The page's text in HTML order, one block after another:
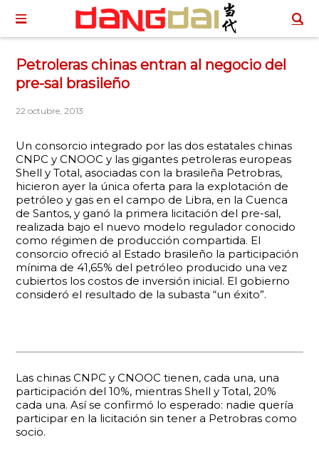
Petroleras chinas entran al negocio del
pre-sal brasileño
22 octubre, 2013
Un consorcio integrado por las dos estatales chinas
CNPC y CNOOC y las gigantes petroleras europeas
Shell y Total, asociadas con la brasileña Petrobras,
hicieron ayer la única oferta para la explotación de
petróleo y gas en el campo de Libra, en la Cuenca
de Santos, y ganó la primera licitación del pre-sal,
realizada bajo el nuevo modelo regulador conocido
como régimen de producción compartida. El
consorcio ofreció al Estado brasileño la participación
mínima de 41,65% del petróleo producido una vez
cubiertos los costos de inversión inicial. El gobierno
consideró el resultado de la subasta “un éxito”.
Las chinas CNPC y CNOOC tienen, cada una, una
participación del 10%, mientras Shell y Total, 20%
cada una. Así se confirmó lo esperado: nadie quería
participar en la licitación sin tener a Petrobras como
socio.